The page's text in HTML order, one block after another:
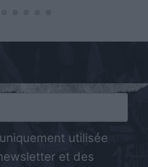
utilisée
et des